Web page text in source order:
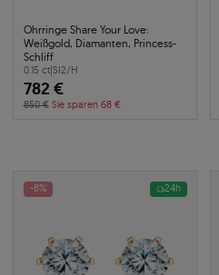
Ohrringe Share Your Love:
Weißgold, Diamanten, Princess-
Schliff
0.15 ct|SI2/H
782 €
850 € Sie sparen 68 €
-8% 24h